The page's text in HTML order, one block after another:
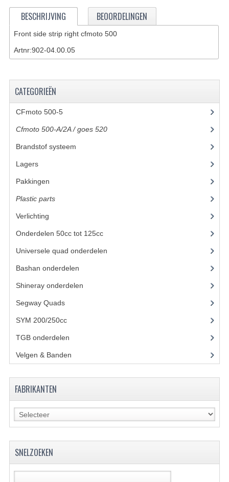
KABELS
KAPPEN EN FRAME
SCHOKBREKERS
WIELEN EN BANDEN
KABELS
KETTING EN TANDWIELEN
KOEL SYSTEEM
REM SYSTEEM
BESCHRIJVING BEOORDELINGEN
Front side strip right cfmoto 500
Artnr:902-04.00.05
CATEGORIEËN
CFmoto 500-5(5)
Cfmoto 500-A/2A / goes 520(347)
Brandstof systeem
Lagers(12)
Pakkingen
Plastic parts(22)
Verlichting
Onderdelen 50cc tot 125cc(49)
Universele quad onderdelen
Bashan onderdelen
Shineray onderdelen
Segway Quads(6)
SYM 200/250cc(15)
TGB onderdelen
Velgen & Banden
FABRIKANTEN
SNELZOEKEN